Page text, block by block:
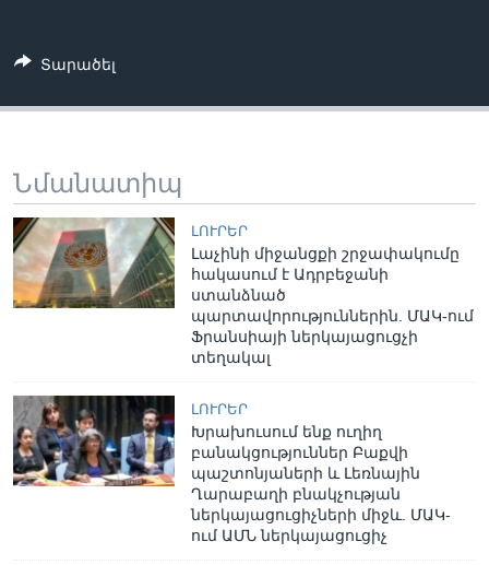
Տարածել
Նմանատիպ
ԼՈՒՐԵՐ
Լաչինի միջանցքի շրջափակումը
հակասում է Ադրբեջանի
ստանձնած
պարտավորություններին. ՄԱԿ-ում
Ֆրանսիայի ներկայացուցչի
տեղակալ
ԼՈՒՐԵՐ
Խրախուսում ենք ուղիղ
բանակցություններ Բաքվի
պաշտոնյաների և Լեռնային
Ղարաբաղի բնակչության
ներկայացուցիչների միջև. ՄԱԿ-
ում ԱՄՆ ներկայացուցիչ